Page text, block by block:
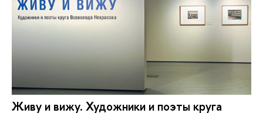
Живу и вижу. Художники и поэты круга